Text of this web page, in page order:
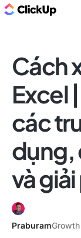
Cách
Excel
các
dụng,
và
Praburam